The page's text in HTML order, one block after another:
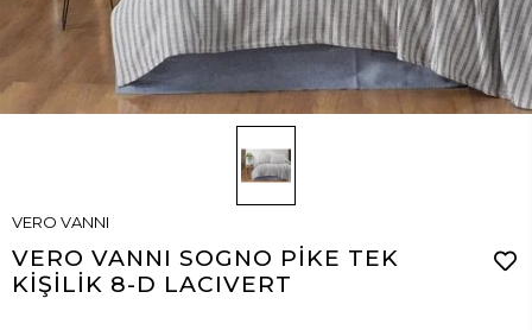
VERO VANNI
VERO VANNI SOGNO PİKE TEK
KİŞİLİK 8-D LACIVERT